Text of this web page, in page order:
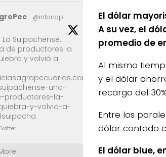
El dólar
A su vez, el
promedio de
Al mismo
y el dólar
recargo del
Entre los
dólar contado
El dólar blue,
@infonap
·
Suipachense:
de productores la
y volvió a
2026/08/04/salio-
una-
productores-la-
y-volvio-a-